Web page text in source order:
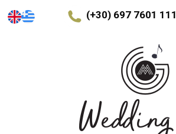
(+30) 697 7601 111